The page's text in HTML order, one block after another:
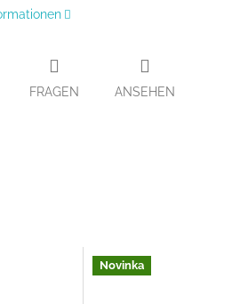
FRAGEN ANSEHEN
Novinka